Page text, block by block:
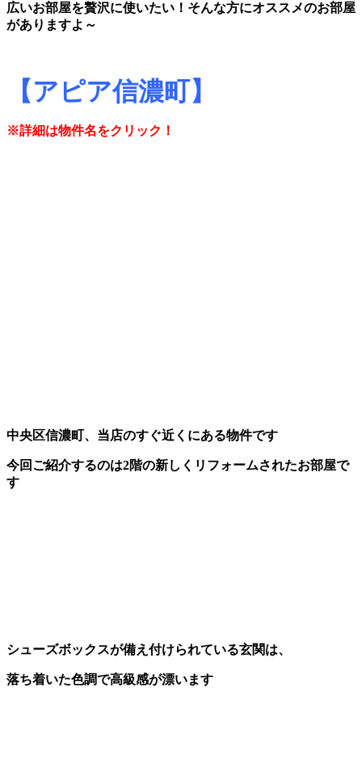
広いお部屋を贅沢に使いたい！そんな方にオススメのお部屋
がありますよ～
【アピア信濃町】
※詳細は物件名をクリック！
中央区信濃町、当店のすぐ近くにある物件です
今回ご紹介するのは2階の新しくリフォームされたお部屋で
す
シューズボックスが備え付けられている玄関は、
落ち着いた色調で高級感が漂います